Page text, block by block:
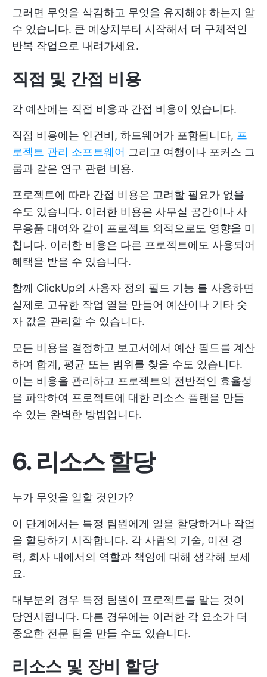
그러면 무엇을 삭감하고 무엇을 유지해야 하는지 알
수 있습니다. 큰 예상치부터 시작해서 더 구체적인
반복 작업으로 내려가세요.
직접 및 간접 비용
각 예산에는 직접 비용과 간접 비용이 있습니다.
직접 비용에는 인건비, 하드웨어가 포함됩니다, 프
로젝트 관리 소프트웨어 그리고 여행이나 포커스 그
룹과 같은 연구 관련 비용.
프로젝트에 따라 간접 비용은 고려할 필요가 없을
수도 있습니다. 이러한 비용은 사무실 공간이나 사
무용품 대여와 같이 프로젝트 외적으로도 영향을 미
칩니다. 이러한 비용은 다른 프로젝트에도 사용되어
혜택을 받을 수 있습니다.
함께 ClickUp의 사용자 정의 필드 기능 를 사용하면
실제로 고유한 작업 열을 만들어 예산이나 기타 숫
자 값을 관리할 수 있습니다.
모든 비용을 결정하고 보고서에서 예산 필드를 계산
하여 합계, 평균 또는 범위를 찾을 수도 있습니다.
이는 비용을 관리하고 프로젝트의 전반적인 효율성
을 파악하여 프로젝트에 대한 리소스 플랜을 만들
수 있는 완벽한 방법입니다.
6. 리소스 할당
누가 무엇을 일할 것인가?
이 단계에서는 특정 팀원에게 일을 할당하거나 작업
을 할당하기 시작합니다. 각 사람의 기술, 이전 경
력, 회사 내에서의 역할과 책임에 대해 생각해 보세
요.
대부분의 경우 특정 팀원이 프로젝트를 맡는 것이
당연시됩니다. 다른 경우에는 이러한 각 요소가 더
중요한 전문 팀을 만들 수도 있습니다.
리소스 및 장비 할당